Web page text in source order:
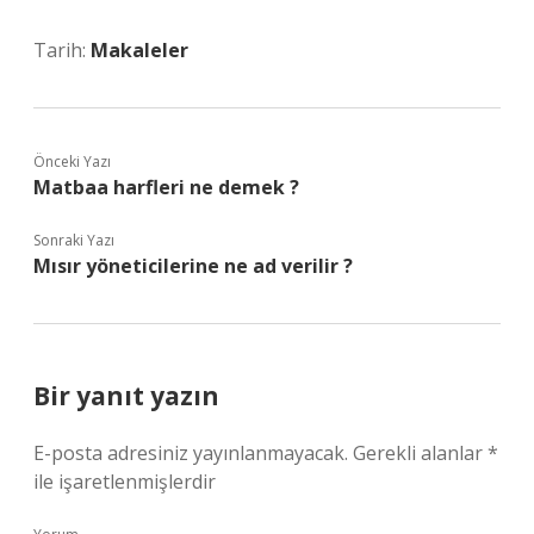
Tarih: Makaleler
Önceki Yazı
Matbaa harfleri ne demek ?
Sonraki Yazı
Mısır yöneticilerine ne ad verilir ?
Bir yanıt yazın
E-posta adresiniz yayınlanmayacak. Gerekli alanlar*
ile işaretlenmişlerdir